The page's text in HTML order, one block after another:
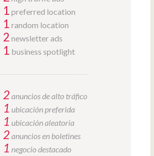
1 preferred location
1 random location
2 newsletter ads
1 business spotlight
2anuncios de alto tráfico
1 ubicación preferida
1 ubicación aleatoria
2anuncios en boletines
1 negocio destacado